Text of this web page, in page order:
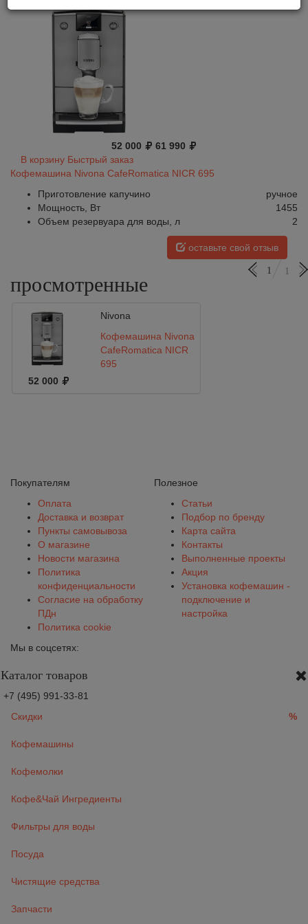
52 000
61 990
В корзину Быстрый заказ
Кофемашина Nivona CafeRomatica NICR 695
Приготовление капучино
ручное
Мощность, Вт
1455
Объем резервуара для воды, л
2
оставьте свой отзыв
просмотренные
1 1
Nivona
Кофемашина Nivona
CafeRomatica NICR
695
52 000
Покупателям
Оплата
Доставка и возврат
Пункты самовывоза
О магазине
Новости магазина
Политика
конфиденциальности
Согласие на обработку
ПДн
Политика cookie
Полезное
Статьи
Подбор по бренду
Карта сайта
Контакты
Выполненные проекты
Акция
Установка кофемашин -
подключение и
настройка
Мы в соцсетях:
Каталог товаров
+7 (495) 991-33-81
Скидки
%
Кофемашины
Кофемолки
Кофе&Чай Ингредиенты
Фильтры для воды
Посуда
Чистящие средства
Запчасти